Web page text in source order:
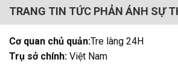
TRANG TIN TỨC PHẢN ÁNH SỰ
Cơ quan chủ quản:Tre làng 24H
Trụ sở chính: Việt Nam